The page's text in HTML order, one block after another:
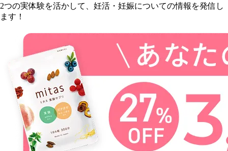
2つの実体験を活かして、妊活・妊娠についての情報を発信し
ます！